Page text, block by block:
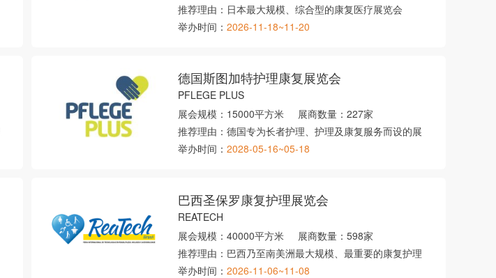
推荐理由： 日本最大规模、综合型的康复医疗展览会
举办时间： 2026-11-18~11-20
德国斯图加特护理康复展览会
PFLEGE PLUS
展会规模： 15000平方米 展商数量： 227家
推荐理由： 德国专为长者护理、护理及康复服务而设的展
举办时间： 2028-05-16~05-18
巴西圣保罗康复护理展览会
REATECH
展会规模： 40000平方米 展商数量： 598家
推荐理由： 巴西乃至南美洲最大规模、最重要的康复护理
举办时间： 2026-11-06~11-08